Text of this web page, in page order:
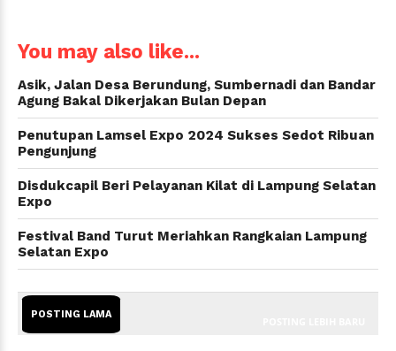
You may also like...
Asik, Jalan Desa Berundung, Sumbernadi dan Bandar
Agung Bakal Dikerjakan Bulan Depan
Penutupan Lamsel Expo 2024 Sukses Sedot Ribuan
Pengunjung
Disdukcapil Beri Pelayanan Kilat di Lampung Selatan
Expo
Festival Band Turut Meriahkan Rangkaian Lampung
Selatan Expo
POSTING LAMA